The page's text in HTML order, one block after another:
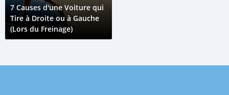
7 Causes d'une Voiture qui
Tire à Droite ou à Gauche
(Lors du Freinage)